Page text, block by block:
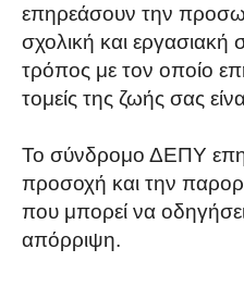
επηρεάσουν την
σχολική και
τρόπος με τον οποίο
τομείς της ζωής σας
Το σύνδρομο ΔΕΠΥ
προσοχή και την
που μπορεί να
απόρριψη.